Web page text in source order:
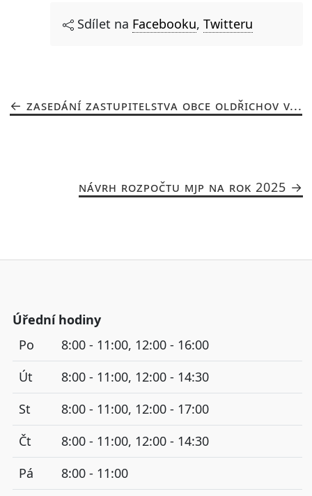
Sdílet na Facebooku, Twitteru
ZASEDÁNÍ ZASTUPITELSTVA OBCE OLDŘICHOV V...
NÁVRH ROZPOČTU MJP NA ROK 2025
Úřední hodiny
Po
8:00 - 11:00, 12:00 - 16:00
Út
8:00 - 11:00, 12:00 - 14:30
St
8:00 - 11:00, 12:00 - 17:00
Čt
8:00 - 11:00, 12:00 - 14:30
Pá
8:00 - 11:00